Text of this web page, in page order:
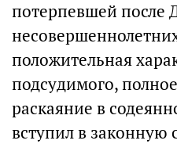
потерпевшей после
положительная
подсудимого,
раскаяние в
вступил в законную